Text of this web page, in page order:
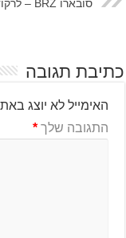
סובארו BRZ – לרקוד עם כוכבים
תגובה
האימייל לא יוצג באתר.
התגובה שלך*